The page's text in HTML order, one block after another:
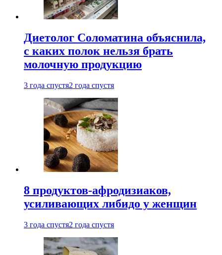
Диетолог Соломатина объяснила,
с каких полок нельзя брать
молочную продукцию
3 года спустя2 года спустя
8 продуктов-афродизиаков,
усиливающих либидо у женщин
3 года спустя2 года спустя